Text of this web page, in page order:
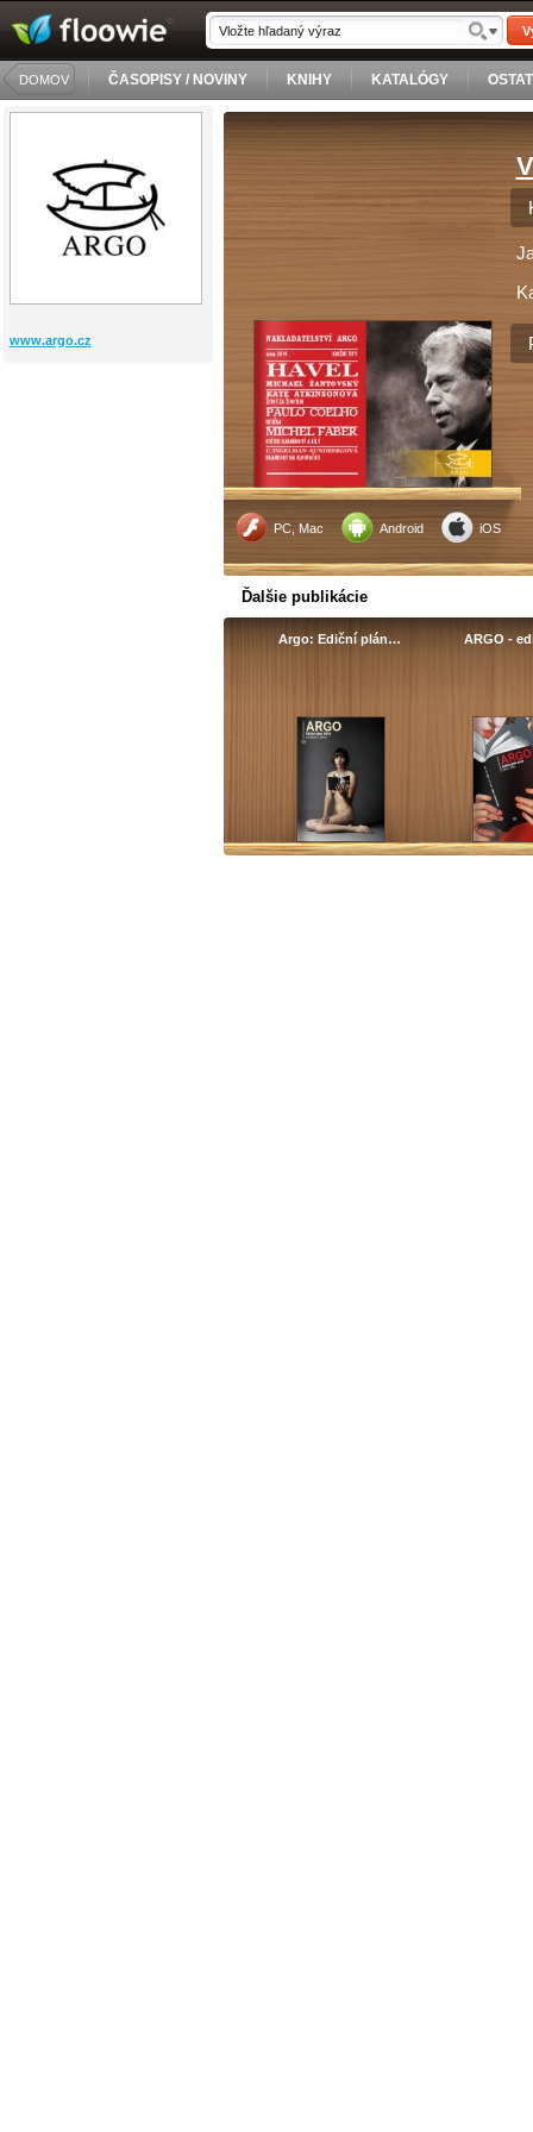
DOMOV ČASOPISY / NOVINY KNIHY KATALÓGY
www.argo.cz
PC, Mac Android iOS
Ďalšie publikácie
Argo: Ediční plán… ARGO -